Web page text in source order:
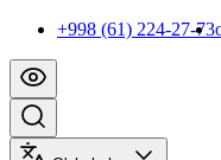
+998 (61) 224-27-73